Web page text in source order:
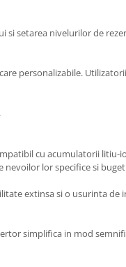
setarea nivelurilor de
personalizabile.
cu acumulatorii litiu-
nevoilor lor specifice si
extinsa si o usurinta de
simplifica in mod